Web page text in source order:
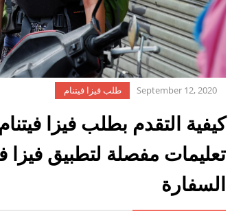
September 12, 2020 طلب فيزا فيتنام
كيفية التقدم بطلب فيزا
تعليمات مفصلة لتطبيق فيزا
السفارة